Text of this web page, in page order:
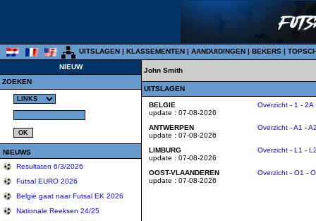
UITSLAGEN | KLASSEMENTEN | AANDUIDINGEN | BEKERS |
NIEUW
ZOEKEN
NIEUWS
Resultaten 6/3/2026
Futsal EURO 2026
België gaat naar Futsal EK 2026
Nationale Reeksen 24/25
John Smith
UITSLAGEN
BELGIE
update : 07-08-2026
Overzicht - 1 - 2A
ANTWERPEN
update : 07-08-2026
Overzicht -A1 -
LIMBURG
update : 07-08-2026
Overzicht - L1 -
OOST-VLAANDEREN
update : 07-08-2026
Overzicht - O1 -